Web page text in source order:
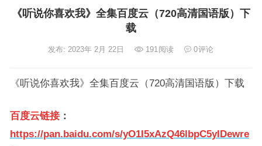
《听说你喜欢我》全集百度云（720高清国语版）下
载
发布: 2023年 2月 22日 191阅读 0评论
《听说你喜欢我》全集百度云（720高清国语版）下载
百度云链接：
https://pan.baidu.com/s/yO1I5xAzQ46lbpC5yIDewre